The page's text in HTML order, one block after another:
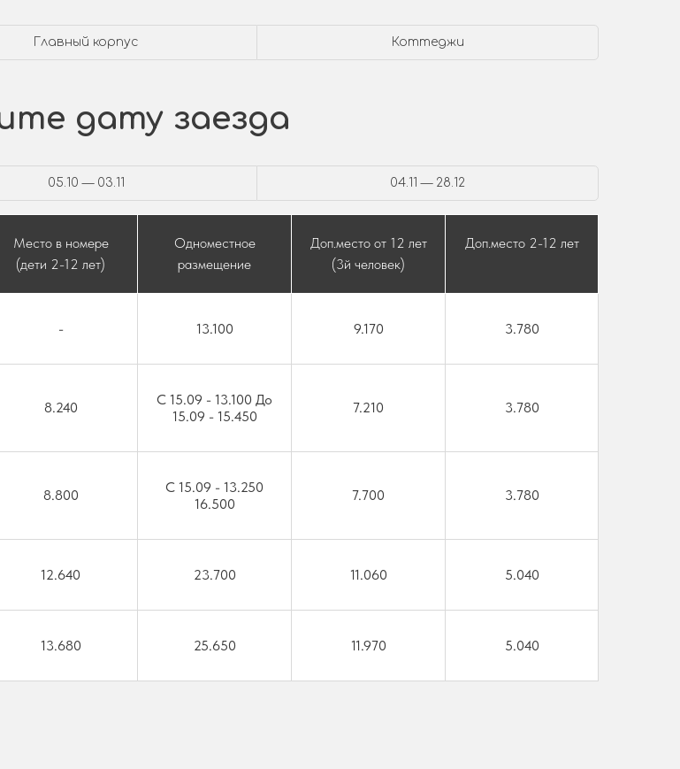
Главный корпус Коттеджи
дату заезда
05.10 — 03.11 04.11 — 28.12
Место в номере
(дети 2-12 лет)
Одноместное
размещение
Доп.место от 12 лет
(3й человек)
Доп.место 2-12 лет
- 13.100 9.170 3.780
8.240
C 15.09 - 13.100 До
15.09 - 15.450
7.210 3.780
8.800
C 15.09 - 13.250
16.500
7.700 3.780
12.640 23.700 11.060 5.040
13.680 25.650 11.970 5.040